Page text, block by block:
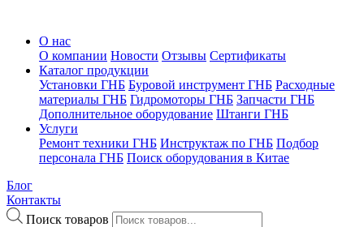
О нас
О компании Новости Отзывы Сертификаты
Каталог продукции
Установки ГНБ Буровой инструмент ГНБ Расходные
материалы ГНБ Гидромоторы ГНБ Запчасти ГНБ
Дополнительное оборудование Штанги ГНБ
Услуги
Ремонт техники ГНБ Инструктаж по ГНБ Подбор
персонала ГНБ Поиск оборудования в Китае
Блог
Контакты
Поиск товаров